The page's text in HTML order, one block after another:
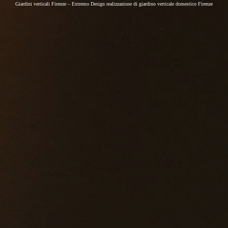
Giardini verticali Firenze – Extremo Design realizzazione di giardino verticale domestico Firenze